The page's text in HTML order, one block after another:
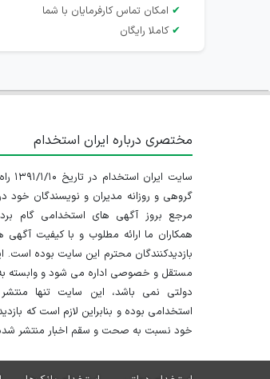
✔ امکان تماس کارفرمایان با شما
✔ کاملا رایگان
مختصری درباره ایران استخدام
گروهی و روزانه مدیران و نویسندگان
مرجع بروز آگهی های استخدامی گام
همکاران ما ارائه مطلوب و با کیفیت
بازدیدکنندگان محترم این سایت بوده است.
مستقل و خصوصی اداره می شود و وابسته به
دولتی نمی باشد، این سایت تنها
استخدامی بوده و بنابراین لازم است که
خود نسبت به صحت و سقم اخبار منتشر شده